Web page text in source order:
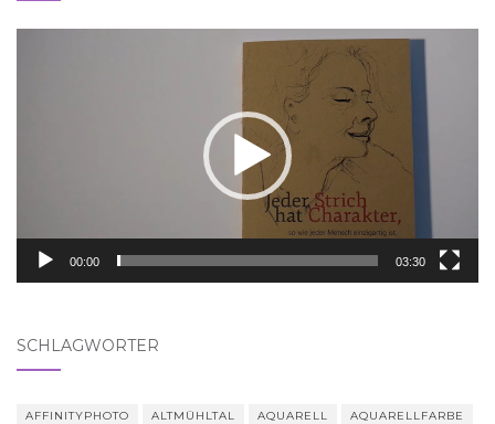
00:00 03:30
SCHLAGWÖRTER
AFFINITYPHOTO ALTMÜHLTAL AQUARELL AQUARELLFARBE